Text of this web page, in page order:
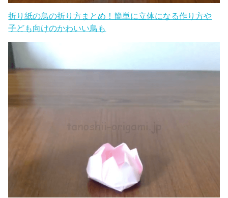
折り紙の鳥の折り方まとめ！簡単に立体になる作り方や
子ども向けのかわいい鳥も